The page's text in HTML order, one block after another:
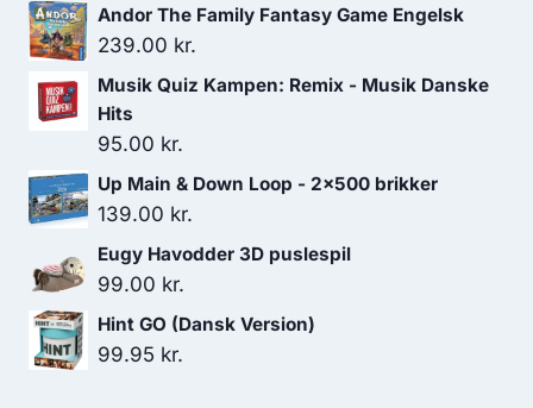
Andor The Family Fantasy Game Engelsk
239.00 kr.
Musik Quiz Kampen: Remix - Musik Danske
Hits
95.00 kr.
Up Main & Down Loop - 2x500 brikker
139.00 kr.
Eugy Havodder 3D puslespil
99.00 kr.
Hint GO (Dansk Version)
99.95 kr.